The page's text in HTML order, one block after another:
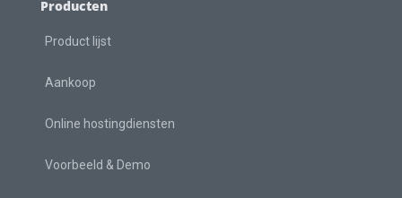
Producten
Product lijst
Aankoop
Online hostingdiensten
Voorbeeld & Demo